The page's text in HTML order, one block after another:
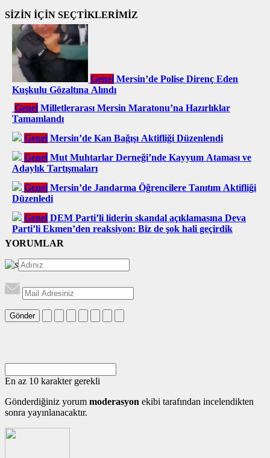
SİZİN İÇİN SEÇTİKLERİMİZ
Genel Mersin’de Polise Direnç Eden
Kuşkulu Gözaltına Alındı
Genel Milletlerarası Mersin Maratonu’na Hazırlıklar
Tamamlandı
Genel Mersin’de Kan Bağışı Aktifliği Düzenlendi
Genel Mut Muhtarlar Derneği’nde Kayyum Ataması ve
Adaylık Tartışmaları
Genel Mersin’de Jandarma Öğrencilere Tanıtım Aktifliği
Düzenledi
Genel DEM Parti’li liderin skandal açıklamasına Deva
Parti’li Ekmen’den reaksiyon: Biz de şok hali geçirdik
YORUMLAR
Gönder
En az 10 karakter gerekli
Gönderdiğiniz yorum moderasyon ekibi tarafından incelendikten
sonra yayınlanacaktır.